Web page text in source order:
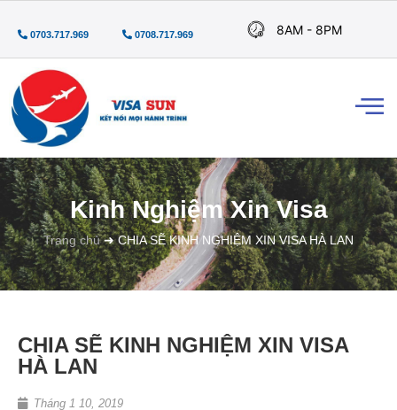
0703.717.969 0708.717.969 8AM - 8PM
Kinh Nghiệm Xin Visa
Trang chủ➜CHIA SẼ KINH NGHIỆM XIN VISA HÀ LAN
CHIA SẼ KINH NGHIỆM XIN VISA
HÀ LAN
Tháng 1 10, 2019